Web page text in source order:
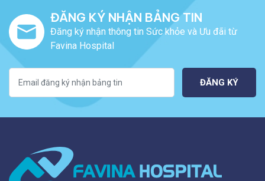
ĐĂNG KÝ NHẬN BẢNG TIN
Đăng ký nhận thông tin Sức khỏe và Ưu đãi từ
Favina Hospital
ĐĂNG KÝ